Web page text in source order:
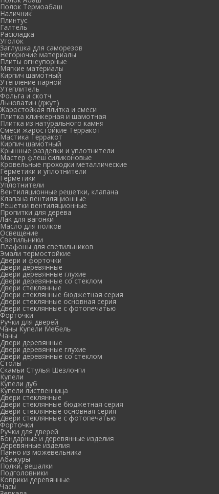
Полок Термоабаш
Наличник
Плинтус
Галтель
Раскладка
Уголок
Заглушка для саморезов
Негорючие материалы
Плиты огнеупорные
Мягкие материалы
Кирпич шамотный
Утепление парной
Утеплитель
Фольга и скотч
Льноватин (джут)
Жаростойкая плитка и смеси
Плитка клинкерная и шамотная
Плитка из натурального камня
Смеси жаростойкие Терракот
Мастика Терракот
Кирпич шамотный
Крышные разделки и уплотнители
Мастер флеш силиконовые
Кровельные проходки металлические
Герметики и уплотнители
Герметики
Уплотнители
Вентиляционные решетки, клапана
Клапана вентиляционные
Решетки вентиляционные
Пропитки для дерева
Лак для вагонки
Масло для полков
Освещение
Светильники
Плафоны для светильников
Эмали термостойкие
Двери и форточки
Двери деревянные
Двери деревянные глухие
Двери деревянные со стеклом
Двери стеклянные
Двери стеклянные бюджетная серия
Двери стеклянные основная серия
Двери стеклянные с фотопечатью
Форточки
Ручки для дверей
Чаны Купели Мебель
Чаны
Двери деревянные
Двери деревянные глухие
Двери деревянные со стеклом
Столы
Скамьи Стулья Шезлонги
Купели
Купели дуб
Купели лиственница
Двери стеклянные
Двери стеклянные бюджетная серия
Двери стеклянные основная серия
Двери стеклянные с фотопечатью
Форточки
Ручки для дверей
Бондарные и деревянные изделия
Деревянные изделия
Панно из можевельника
Абажуры
Полки, вешалки
Подголовники
Коврики деревянные
Часы